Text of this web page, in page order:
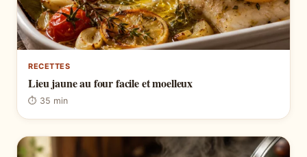
RECETTES
Lieu jaune au four facile et moelleux
⏱ 35 min